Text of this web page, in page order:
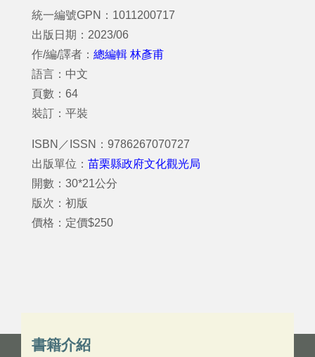
統一編號GPN：1011200717
出版日期：2023/06
作/編/譯者： 總編輯 林彥甫
語言：中文
頁數：64
裝訂：平裝
ISBN／ISSN：9786267070727
出版單位： 苗栗縣政府文化觀光局
開數：30*21公分
版次：初版
價格：定價$250
書籍介紹